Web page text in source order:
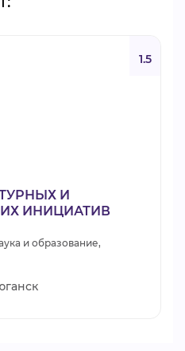
1.5
И
ИНИЦИАТИВ
и образование,